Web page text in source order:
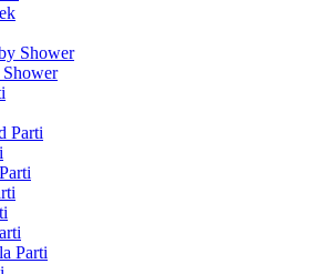
Shower
Parti
Parti